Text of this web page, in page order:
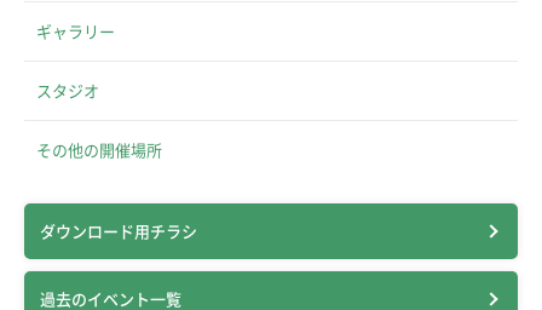
ギャラリー
スタジオ
その他の開催場所
ダウンロード用チラシ
過去のイベント一覧